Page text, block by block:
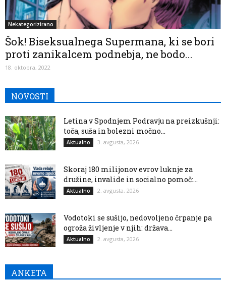
Nekategorizirano
Šok! Biseksualnega Supermana, ki se bori
proti zanikalcem podnebja, ne bodo...
18. oktobra, 2022
NOVOSTI
Letina v Spodnjem Podravju na preizkušnji:
toča, suša in bolezni močno...
Aktualno 3. avgusta, 2026
Skoraj 180 milijonov evrov luknje za
družine, invalide in socialno pomoč:...
Aktualno 2. avgusta, 2026
Vodotoki se sušijo, nedovoljeno črpanje pa
ogroža življenje v njih: država...
Aktualno 2. avgusta, 2026
ANKETA